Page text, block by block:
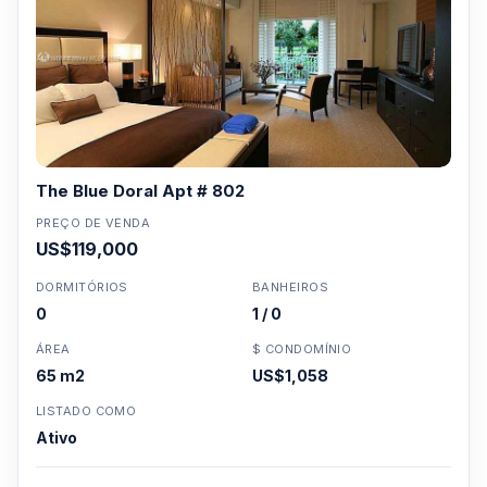
The Blue Doral Apt # 802
PREÇO DE VENDA
US$119,000
DORMITÓRIOS
0
BANHEIROS
1 / 0
ÁREA
65 m2
$ CONDOMÍNIO
US$1,058
LISTADO COMO
Ativo